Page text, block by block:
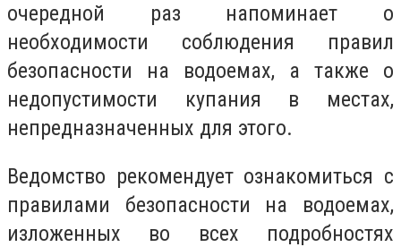
очередной раз напоминает о
необходимости соблюдения правил
безопасности на водоемах, а также о
недопустимости купания в местах,
непредназначенных для этого.
Ведомство рекомендует ознакомиться с
правилами безопасности на водоемах,
изложенных во всех подробностях